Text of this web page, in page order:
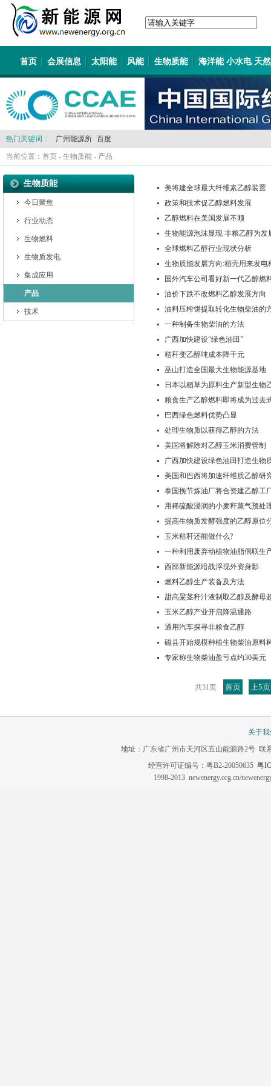
首页 会展信息 太阳能 风能 生物质能 海洋能 小水电 天
热门关键词： 广州能源所 百度
当前位置： 首页 - 生物质能 - 产品
生物质能
今日聚焦
行业动态
生物燃料
生物质发电
集成应用
产品
技术
美将建全球最大纤维素乙醇装置
政策和技术促乙醇燃料发展
乙醇燃料在美国发展不顺
生物能源泡沫显现 非粮乙醇为发
全球燃料乙醇行业现状分析
生物质能发展方向:稻壳用来发电
国外汽车公司看好新一代乙醇燃
油价下跌不改燃料乙醇发展方向
油料压榨饼提取转化生物柴油的
一种制备生物柴油的方法
广西加快建设“绿色油田”
秸秆变乙醇吨成本降千元
巫山打造全国最大生物能源基地
日本以稻草为原料生产新型生物
粮食生产乙醇燃料即将成为过去
巴西绿色燃料优势凸显
处理生物质以获得乙醇的方法
美国将解除对乙醇玉米消费管制
广西加快建设绿色油田打造生物
美国和巴西将加速纤维质乙醇研
泰国挽节炼油厂将合资建乙醇工
用稀硫酸浸润的小麦秆蒸气预处
提高生物质发酵强度的乙醇原位
玉米秸秆还能做什么?
一种利用废弃动植物油脂偶联生
西部新能源暗战浮现外资身影
燃料乙醇生产装备及方法
甜高粱茎秆汁液制取乙醇及酵母
玉米乙醇产业开启降温通路
通用汽车探寻非粮食乙醇
磁县开始规模种植生物柴油原料
专家称生物柴油盈亏点约30美元
共31页 首页 上5页
关于
地址：广东省广州市天河区五山能源路2号 联
经营许可证编号：粤B2-20050635 粤
1998-2013 newenergy.org.cn/